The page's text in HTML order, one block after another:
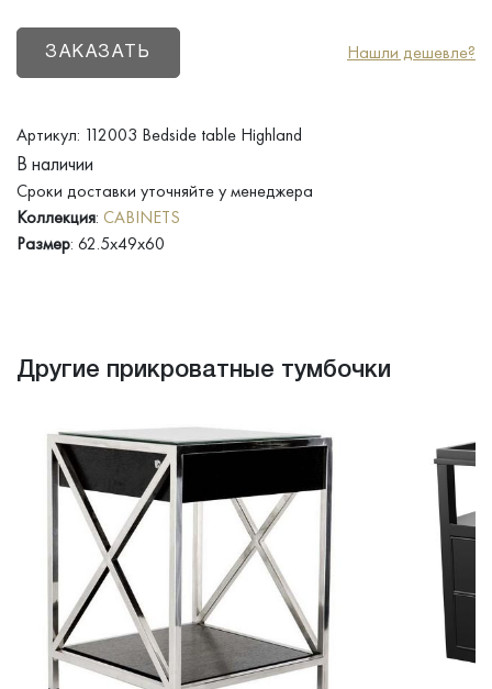
ЗАКАЗАТЬ Нашли дешевле?
Артикул: 112003 Bedside table Highland
В наличии
Сроки доставки уточняйте у менеджера
Коллекция: CABINETS
Размер: 62.5x49x60
Другие прикроватные тумбочки